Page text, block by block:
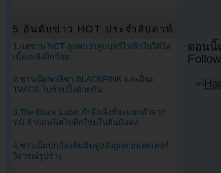
ตอนนี้
5 อันดับข่าว HOT ประจำสัปดาห์
1.แฮชาน NCT ถูกพบว่าสูบบุหรี่ไฟฟ้าในวิดีโอ
เบื้องหลังฝึกซ้อม
2.ชาวเน็ตพบลิซ่า BLACKPINK และมินะ
TWICE ไปช้อปปิ้งด้วยกัน
3.The Black Label กำลังเล็งที่จะแยกตัวจาก
YG ย้ายอฟฟิศไปตึกใหม่ในฮันนัมดง
4.ชาวเน็ตปกป้องคิมมินจูหลังถูกพวกเฮดเตอร์
วิจารณ์รูปร่าง